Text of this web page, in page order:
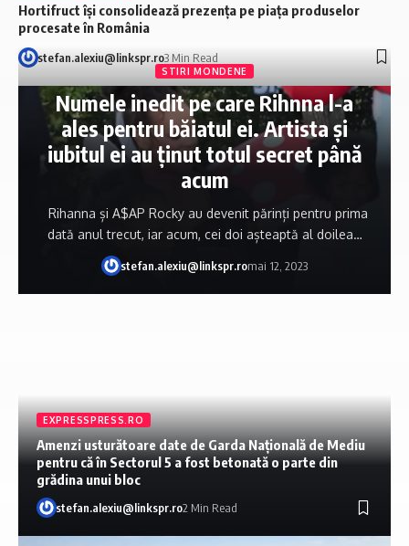
Hortifruct își consolidează prezența pe piața produselor
procesate în România
stefan.alexiu@linkspr.ro3 Min Read
STIRI MONDENE
Numele inedit pe care Rihnna l-a
ales pentru băiatul ei. Artista și
iubitul ei au ținut totul secret până
acum
Rihanna și A$AP Rocky au devenit părinți pentru prima
dată anul trecut, iar acum, cei doi așteaptă al doilea…
stefan.alexiu@linkspr.romai 12, 2023
EXPRESSPRESS.RO
Amenzi usturătoare date de Garda Națională de Mediu
pentru că în Sectorul 5 a fost betonată o parte din
grădina unui bloc
stefan.alexiu@linkspr.ro2 Min Read